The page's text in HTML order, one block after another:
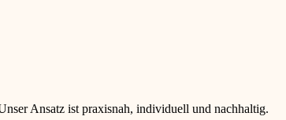
Ansatz ist praxisnah, individuell und nachhaltig.